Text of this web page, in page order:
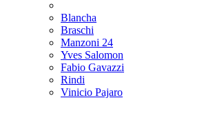
Blancha
Braschi
Manzoni 24
Yves Salomon
Fabio Gavazzi
Rindi
Vinicio Pajaro